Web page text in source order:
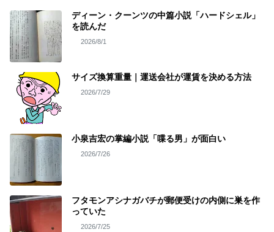
ディーン・クーンツの中篇小説「ハードシェル」
を読んだ
2026/8/1
サイズ換算重量｜運送会社が運賃を決める方法
2026/7/29
小泉吉宏の掌編小説「喋る男」が面白い
2026/7/26
フタモンアシナガバチが郵便受けの内側に巣を作
っていた
2026/7/25